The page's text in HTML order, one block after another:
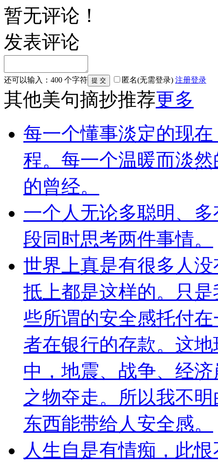
暂无评论！
发表评论
还可以输入： 400 个字符 匿名(无需登录) 注册登录
其他美句摘抄推荐更多
每一个懂事淡定的现
程。每一个温暖而淡
的曾经。
一个人无论多聪明、
段同时思考两件事情。
世界上真是有很多人
抵上都是这样的。只
些所谓的安全感托付
者在银行的存款。这
中，地震、战争、经
之物夺走。所以我不
东西能带给人安全感。
人生自是有情痴，此